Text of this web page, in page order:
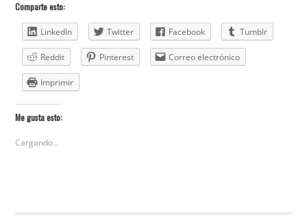
Comparte esto:
LinkedIn Twitter Facebook Tumblr
Reddit Pinterest Correo electrónico
Imprimir
Me gusta esto:
Cargando...